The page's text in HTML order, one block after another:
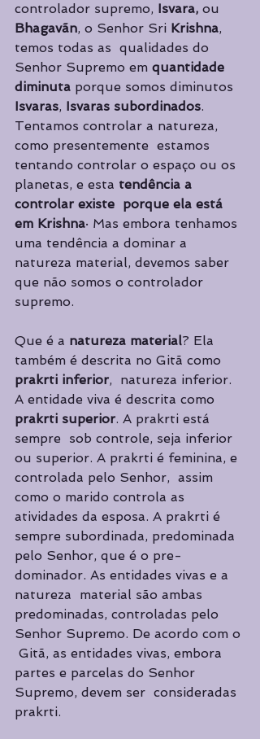
controlador supremo, Isvara, ou
Bhagavãn, o Senhor Sri Krishna,
temos todas as  qualidades do
Senhor Supremo em quantidade
diminuta porque somos diminutos
Isvaras, Isvaras subordinados.
Tentamos controlar a natureza,
como presentemente  estamos
tentando controlar o espaço ou os
planetas, e esta tendência a
controlar existe  porque ela está
em Krishna· Mas embora tenhamos
uma tendência a dominar a
natureza material, devemos saber
que não somos o controlador
supremo.
Que é a natureza material? Ela
também é descrita no Gitã como
prakrti in­ferior,  natureza inferior.
A entidade viva é descrita como
prakrti superior. A prakrti está
sempre  sob controle, seja inferior
ou superior. A prakrti é feminina, e
controlada pelo Senhor,  assim
como o marido controla as
atividades da esposa. A prakrti é
sempre subordinada, predominada
pelo Senhor, que é o pre­
dominador. As entidades vivas e a
natureza  material são ambas
predominadas, controladas pelo
Senhor Supremo. De acordo com o
Gitã, as entidades vivas, embora
partes e parcelas do Senhor
Supremo, devem ser  consideradas
prakrti.